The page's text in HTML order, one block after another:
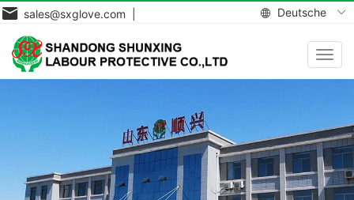
Deutsche
sales@sxglove.com |